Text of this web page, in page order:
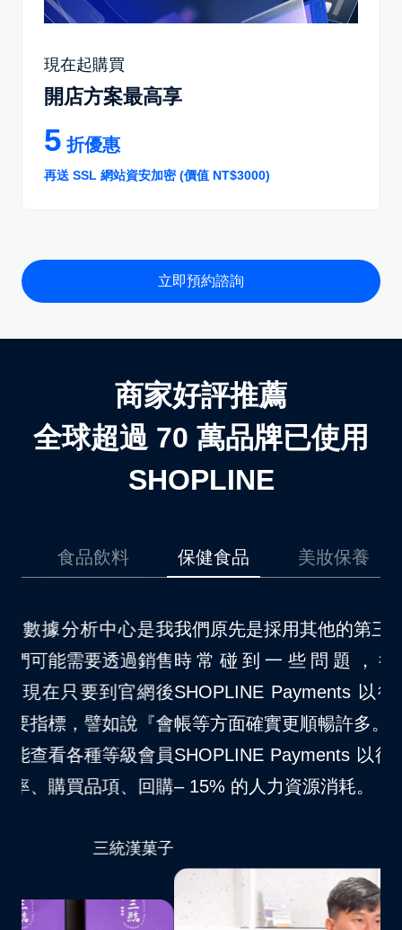
現在起購買
開店方案最高享
5 折優惠
再送 SSL 網站資安加密 (價值 NT$3000)
立即預約諮詢
商家好評推薦
全球超過 70 萬品牌已使用
SHOPLINE
食品飲料 保健食品 美妝保養
我們原先是採用其他的第三方金流，在使用上
時常碰到一些問題，後來因為開通了
SHOPLINE Payments 以後，對於消費者結
帳等方面確實更順暢許多。自從我們品牌導入
SHOPLINE Payments 以後，大約節省了 10
– 15% 的人力資源消耗。